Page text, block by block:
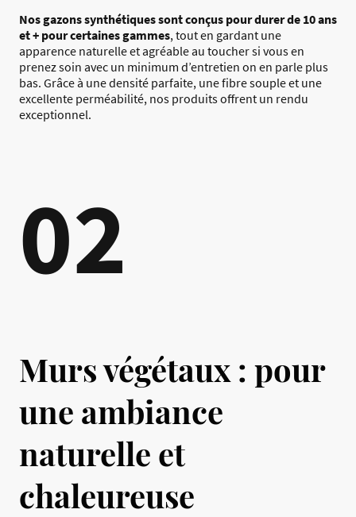
Nos gazons synthétiques sont conçus pour durer de 10 ans
et + pour certaines gammes, tout en gardant une
apparence naturelle et agréable au toucher si vous en
prenez soin avec un minimum d’entretien on en parle plus
bas. Grâce à une densité parfaite, une fibre souple et une
excellente perméabilité, nos produits offrent un rendu
exceptionnel.
02
Murs végétaux : pour
une ambiance
naturelle et
chaleureuse